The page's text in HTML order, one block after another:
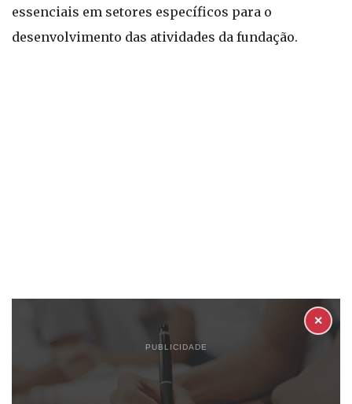
essenciais em setores específicos para o
desenvolvimento das atividades da fundação.
PUBLICIDADE
✕